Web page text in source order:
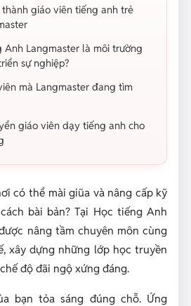
giáo viên tiếng anh trẻ
Anh Langmaster là môi trường
sự nghiệp?
mà Langmaster đang tìm
giáo viên dạy tiếng anh cho
có thể mài giũa và nâng cấp kỹ
bài bản? Tại Học tiếng Anh
nâng tầm chuyên môn cùng
xây dựng những lớp học truyền
độ đãi ngộ xứng đáng.
bạn tỏa sáng đúng chỗ. Ứng